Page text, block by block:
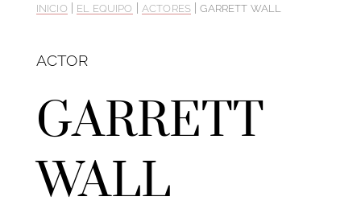
INICIO EL EQUIPO ACTORES |GARRETT WALL
ACTOR
GARRETT
WALL